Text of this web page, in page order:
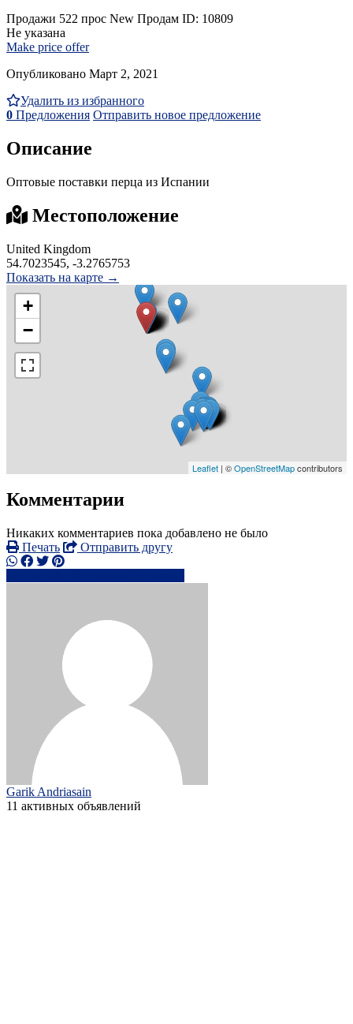
Продажи 522 прос New Продам ID: 10809
Не указана
Make price offer
Опубликовано Март 2, 2021
Удалить из избранного
0 Предложения Отправить новое предложение
Описание
Оптовые поставки перца из Испании
Местоположение
United Kingdom
54.7023545, -3.2765753
Показать на карте →
+
−
Leaflet | ©OpenStreetMapcontributors
Комментарии
Никаких комментариев пока добавлено не было
Печать
Отправить другу
Garik Andriasain
11 активных объявлений